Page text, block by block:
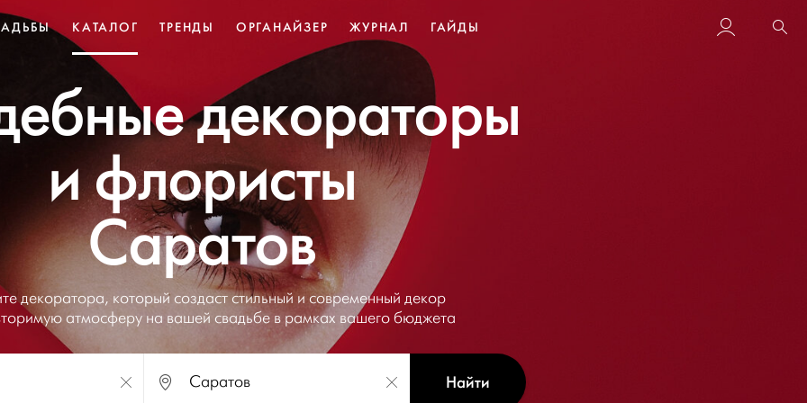
КАТАЛОГ ТРЕНДЫ ОРГАНАЙЗЕР ЖУРНАЛ ГАЙДЫ
декораторы
и флористы
Саратов
декоратора, который создаст стильный и современный декор
атмосферу на вашей свадьбе в рамках вашего бюджета